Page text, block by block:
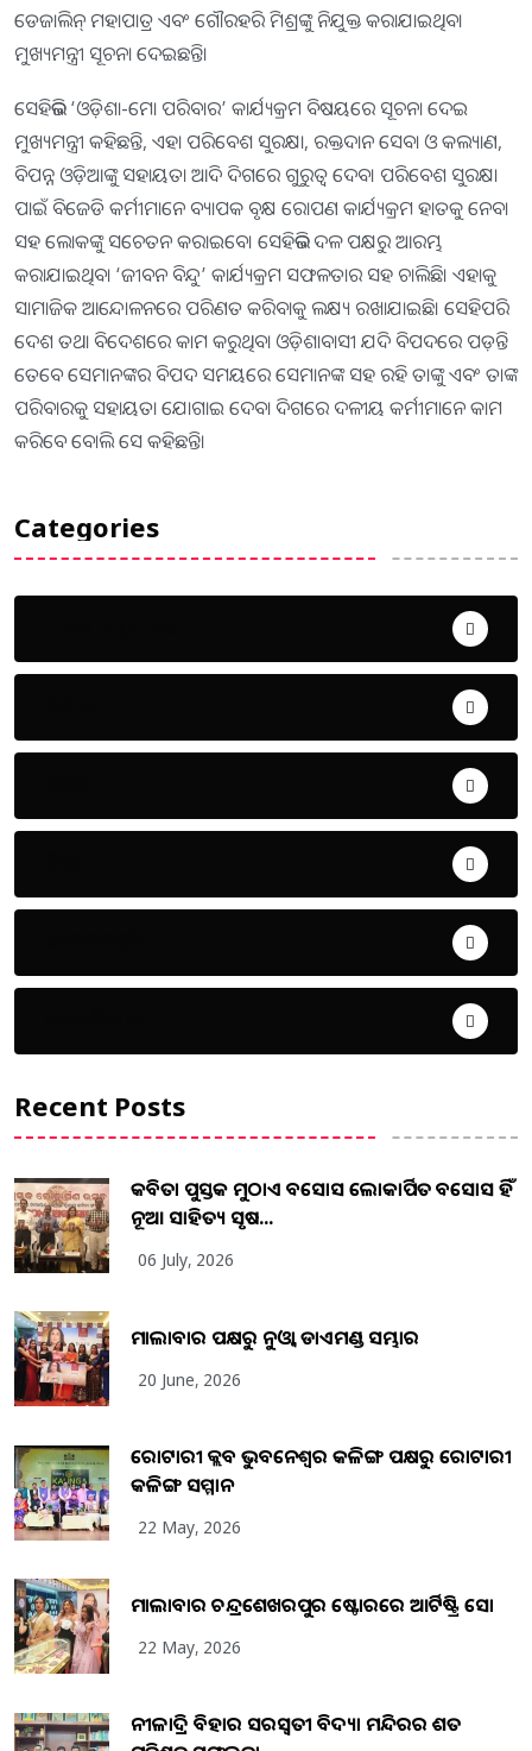
ଡେଜାଲିନ୍‌ ମହାପାତ୍ର ଏବଂ ଗୌରହରି ମିଶ୍ରଙ୍କୁ ନିଯୁକ୍ତ କରାଯାଇଥିବା
ମୁଖ୍ୟମନ୍ତ୍ରୀ ସୂଚନା ଦେଇଛନ୍ତି।
ସେହିଭଳି ‘ଓଡ଼ିଶା-ମୋ ପରିବାର’ କାର୍ଯ୍ୟକ୍ରମ ବିଷୟରେ ସୂଚନା ଦେଇ
ମୁଖ୍ୟମନ୍ତ୍ରୀ କହିଛନ୍ତି, ଏହା ପରିବେଶ ସୁରକ୍ଷା, ରକ୍ତଦାନ ସେବା ଓ କଲ୍ୟାଣ,
ବିପନ୍ନ ଓଡ଼ିଆଙ୍କୁ ସହାୟତା ଆଦି ଦିଗରେ ଗୁରୁତ୍ୱ ଦେବ। ପରିବେଶ ସୁରକ୍ଷା
ପାଇଁ ବିଜେଡି କର୍ମୀମାନେ ବ୍ୟାପକ ବୃକ୍ଷ ରୋପଣ କାର୍ଯ୍ୟକ୍ରମ ହାତକୁ ନେବା
ସହ ଲୋକଙ୍କୁ ସଚେତନ କରାଇବେ। ସେହିଭଳି ଦଳ ପକ୍ଷରୁ ଆରମ୍ଭ
କରାଯାଇଥିବା ‘ଜୀବନ ବିନ୍ଦୁ’ କାର୍ଯ୍ୟକ୍ରମ ସଫଳତାର ସହ ଚାଲିଛି। ଏହାକୁ
ସାମାଜିକ ଆନ୍ଦୋଳନରେ ପରିଣତ କରିବାକୁ ଲକ୍ଷ୍ୟ ରଖାଯାଇଛି। ସେହିପରି
ଦେଶ ତଥା ବିଦେଶରେ କାମ କରୁଥିବା ଓଡ଼ିଶାବାସୀ ଯଦି ବିପଦରେ ପଡ଼ନ୍ତି
ତେବେ ସେମାନଙ୍କର ବିପଦ ସମୟରେ ସେମାନଙ୍କ ସହ ରହି ତାଙ୍କୁ ଏବଂ ତାଙ୍କ
ପରିବାରକୁ ସହାୟତା ଯୋଗାଇ ଦେବା ଦିଗରେ ଦଳୀୟ କର୍ମୀମାନେ କାମ
କରିବେ ବୋଲି ସେ କହିଛନ୍ତି।
Categories
Recent Posts
କବିତା ପୁସ୍ତକ ମୁଠାଏ ଅବସୋସ ଲୋକାର୍ପିତ ଅବସୋସ ହିଁ
ନୂଆ ସାହିତ୍ୟ ସୃଷ...
06 July, 2026
ମାଲାବାର ପକ୍ଷରୁ ନୁଓ୍ବା ଡାଏମଣ୍ଡ ସମ୍ଭାର
20 June, 2026
ରୋଟାରୀ କ୍ଲବ ଭୁବନେଶ୍ୱର କଳିଙ୍ଗ ପକ୍ଷରୁ ରୋଟାରୀ
କଳିଙ୍ଗ ସମ୍ମାନ
22 May, 2026
ମାଲାବାର ଚନ୍ଦ୍ରଶେଖରପୁର ଷ୍ଟୋରରେ ଆର୍ଟିଷ୍ଟ୍ରି ସୋ
22 May, 2026
ନୀଳାଦ୍ରି ବିହାର ସରସ୍ୱତୀ ବିଦ୍ୟା ମନ୍ଦିରର ଶତ